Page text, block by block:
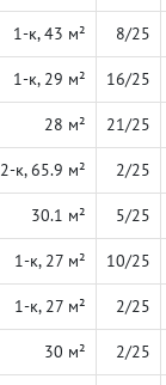
1-к, 43 м² 8/25
1-к, 29 м² 16/25
28 м² 21/25
2-к, 65.9 м² 2/25
30.1 м² 5/25
1-к, 27 м² 10/25
1-к, 27 м² 2/25
30 м² 2/25